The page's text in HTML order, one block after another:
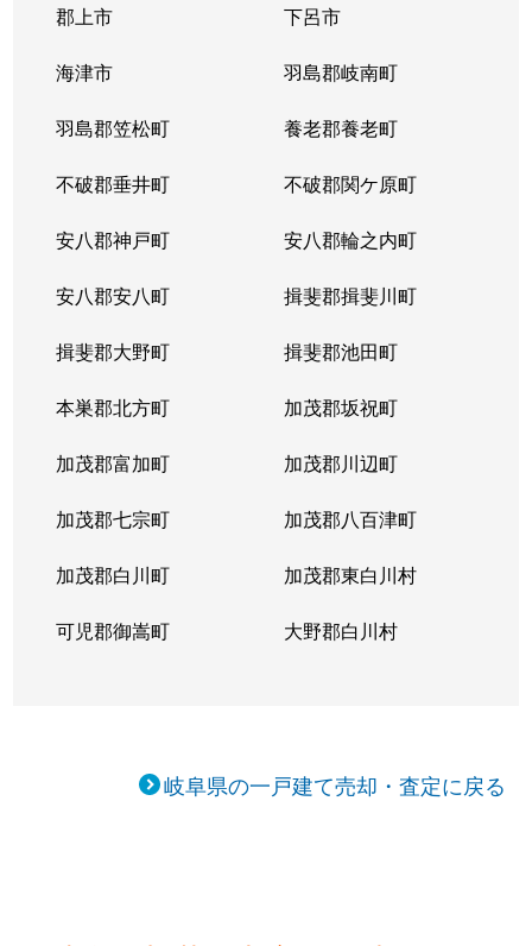
郡上市 下呂市
海津市 羽島郡岐南町
羽島郡笠松町 養老郡養老町
不破郡垂井町 不破郡関ケ原町
安八郡神戸町 安八郡輪之内町
安八郡安八町 揖斐郡揖斐川町
揖斐郡大野町 揖斐郡池田町
本巣郡北方町 加茂郡坂祝町
加茂郡富加町 加茂郡川辺町
加茂郡七宗町 加茂郡八百津町
加茂郡白川町 加茂郡東白川村
可児郡御嵩町 大野郡白川村
岐阜県の一戸建て売却・査定に戻る